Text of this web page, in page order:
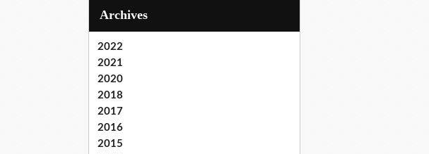
Archives
2022
2021
2020
2018
2017
2016
2015